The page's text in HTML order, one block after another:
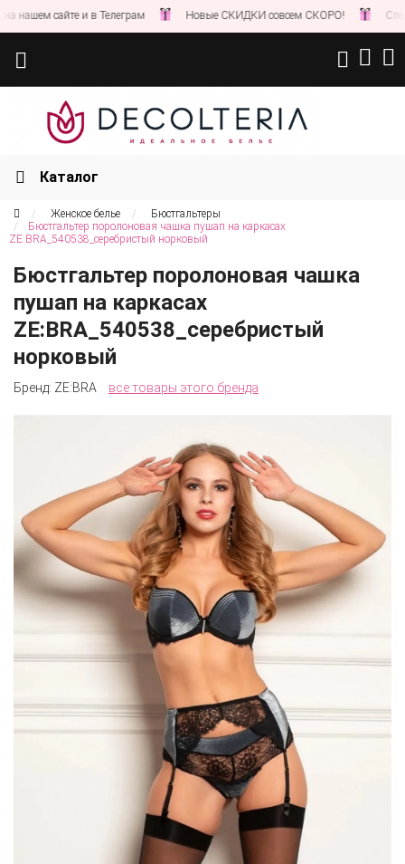
сайте и в Телеграм Новые СКИДКИ совсем СКОРО!
Каталог
Женское белье
Бюстгальтеры
Бюстгальтер поролоновая чашка пушап на каркасах
ZE:BRA_540538_серебристый норковый
Бюстгальтер поролоновая чашка
пушап на каркасах
ZE:BRA_540538_серебристый
норковый
Бренд: ZE:BRA все товары этого бренда